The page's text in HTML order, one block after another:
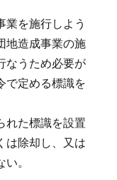
業を施行しよう
地造成事業の施
なうため必要が
で定める標識を
れた標識を設置
は除却し、又は
。